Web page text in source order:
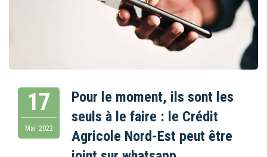
17
Mai 2022
Pour le moment, ils sont les
seuls à le faire : le Crédit
Agricole Nord-Est peut être